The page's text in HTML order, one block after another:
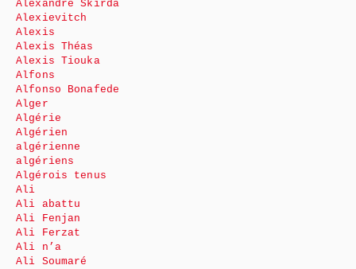
Alexandre Skirda
Alexievitch
Alexis
Alexis Théas
Alexis Tiouka
Alfons
Alfonso Bonafede
Alger
Algérie
Algérien
algérienne
algériens
Algérois tenus
Ali
Ali abattu
Ali Fenjan
Ali Ferzat
Ali n’a
Ali Soumaré